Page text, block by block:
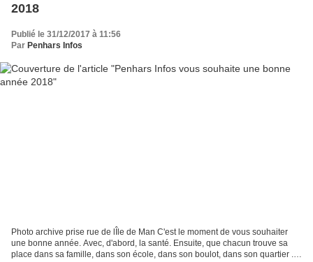
2018
Publié le 31/12/2017 à 11:56
Par Penhars Infos
Photo archive prise rue de lÎle de Man C'est le moment de vous souhaiter
une bonne année. Avec, d'abord, la santé. Ensuite, que chacun trouve sa
place dans sa famille, dans son école, dans son boulot, dans son quartier ...